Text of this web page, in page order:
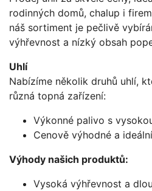
rodinných domů, chalup i
náš sortiment je pečlivě
výhřevnost a nízký obsah
Uhlí
Nabízíme několik druhů uhlí,
různá topná zařízení:
Výkonné palivo s
Cenově výhodné a
Výhody našich produktů:
Vysoká výhřevnost a